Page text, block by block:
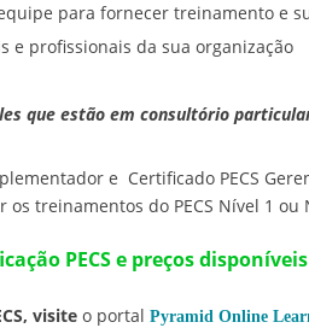
para fornecer treinamento e
e profissionais da sua organização
que estão em consultório
e Certificado PECS
treinamentos do PECS Nível 1 ou
PECS e preços disponíveis
visite o portal Pyramid Online